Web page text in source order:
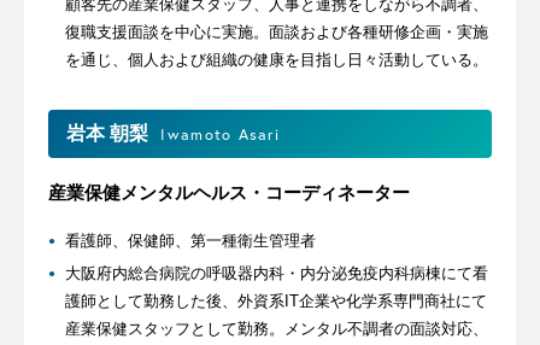
顧客先の産業保健スタッフ、人事と連携をしながら不調者、
復職支援面談を中心に実施。面談および各種研修企画・実施
を通じ、個人および組織の健康を目指し日々活動している。
岩本 朝梨 Iwamoto Asari
産業保健メンタルヘルス・コーディネーター
看護師、保健師、第一種衛生管理者
大阪府内総合病院の呼吸器内科・内分泌免疫内科病棟にて看
護師として勤務した後、外資系IT企業や化学系専門商社にて
産業保健スタッフとして勤務。メンタル不調者の面談対応、